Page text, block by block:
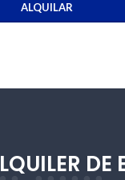
ALQUILAR
DE